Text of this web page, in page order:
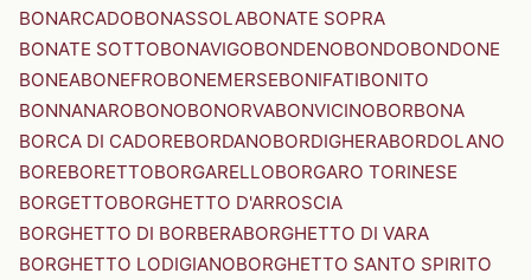
BONARCADOBONASSOLABONATE SOPRA
BONATE SOTTOBONAVIGOBONDENOBONDOBONDONE
BONEABONEFROBONEMERSEBONIFATIBONITO
BONNANAROBONOBONORVABONVICINOBORBONA
BORCA DI CADOREBORDANOBORDIGHERABORDOLANO
BOREBORETTOBORGARELLOBORGARO TORINESE
BORGETTOBORGHETTO D'ARROSCIA
BORGHETTO DI BORBERABORGHETTO DI VARA
BORGHETTO LODIGIANOBORGHETTO SANTO SPIRITO